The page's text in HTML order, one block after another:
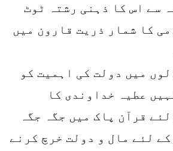
سے اس کا ذہنی رشتہ ٹوٹ
کا شمار ذریت قارون میں
میں دولت کی اہمیت کو
عطیہ خداوندی کا
لئے قرآن پاک میں جگہ جگہ
لئے مال و دولت خرچ کرنے